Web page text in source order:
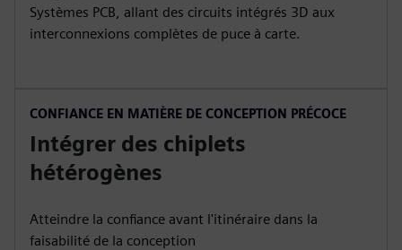
Systèmes PCB, allant des circuits intégrés 3D aux
interconnexions complètes de puce à carte.
CONFIANCE EN MATIÈRE DE CONCEPTION PRÉCOCE
Intégrer des chiplets
hétérogènes
Atteindre la confiance avant l'itinéraire dans la
faisabilité de la conception